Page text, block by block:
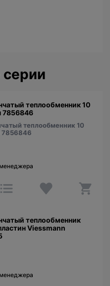
теплообменник 10
7856846
теплообменник 10
7856846
теплообменник
Viessmann